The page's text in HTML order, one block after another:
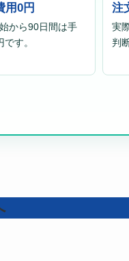
用0円
から90日間は手
す。
注
実
判